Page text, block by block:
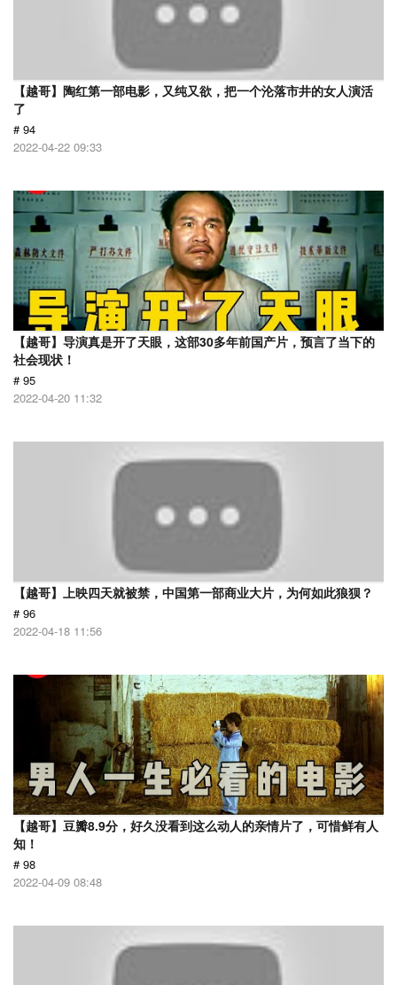
【越哥】陶红第一部电影，又纯又欲，把一个沦落市井的女人演活
了
# 94
2022-04-22 09:33
【越哥】导演真是开了天眼，这部30多年前国产片，预言了当下的
社会现状！
# 95
2022-04-20 11:32
【越哥】上映四天就被禁，中国第一部商业大片，为何如此狼狈？
# 96
2022-04-18 11:56
【越哥】豆瓣8.9分，好久没看到这么动人的亲情片了，可惜鲜有人
知！
# 98
2022-04-09 08:48